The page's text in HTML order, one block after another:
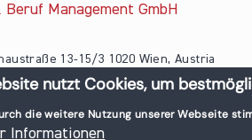
Beruf Management GmbH
13-15/3 1020 Wien, Austria
70
All rights reserved.
nutzt Cookies, um
die weitere Nutzung unserer Webseite
Informationen